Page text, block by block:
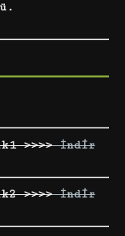
>>>>İndir
>>>>İndir